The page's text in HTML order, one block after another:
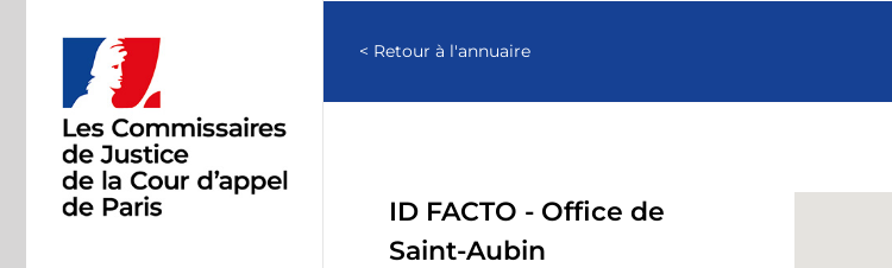
< Retour à l'annuaire
ID FACTO - Office de
Saint-Aubin